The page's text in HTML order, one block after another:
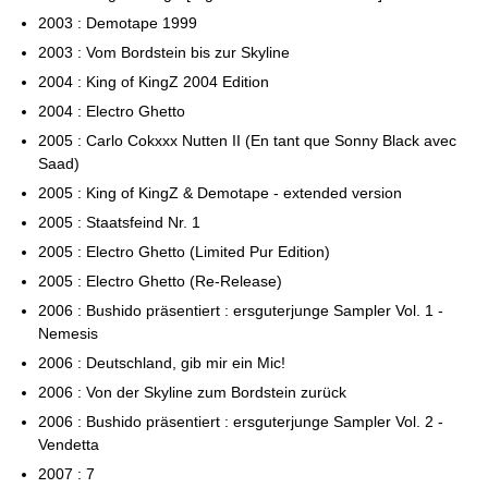
2003 : Demotape 1999
2003 : Vom Bordstein bis zur Skyline
2004 : King of KingZ 2004 Edition
2004 : Electro Ghetto
2005 : Carlo Cokxxx Nutten II (En tant que Sonny Black avec
Saad)
2005 : King of KingZ & Demotape - extended version
2005 : Staatsfeind Nr. 1
2005 : Electro Ghetto (Limited Pur Edition)
2005 : Electro Ghetto (Re-Release)
2006 : Bushido präsentiert : ersguterjunge Sampler Vol. 1 -
Nemesis
2006 : Deutschland, gib mir ein Mic!
2006 : Von der Skyline zum Bordstein zurück
2006 : Bushido präsentiert : ersguterjunge Sampler Vol. 2 -
Vendetta
2007 : 7